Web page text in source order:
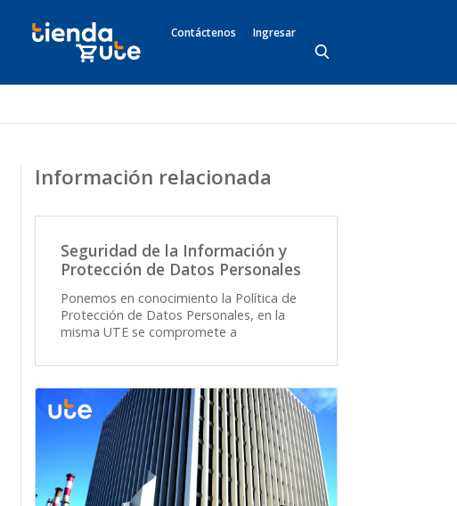
Contáctenos Ingresar
Información relacionada
Seguridad de la Información y
Protección de Datos Personales
Ponemos en conocimiento la Política de
Protección de Datos Personales, en la
misma UTE se compromete a